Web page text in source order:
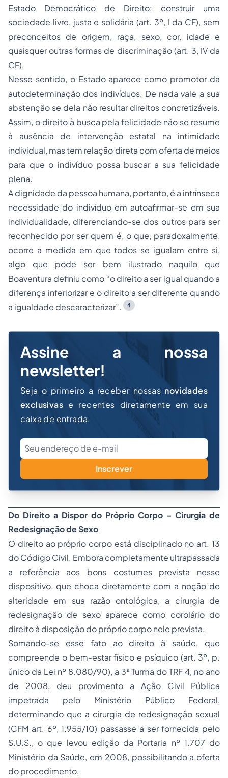
Estado Democrático de Direito: construir uma
sociedade livre, justa e solidária (art. 3º, I da CF), sem
preconceitos de origem, raça, sexo, cor, idade e
quaisquer outras formas de discriminação (art. 3, IV da
CF).
Nesse sentido, o Estado aparece como promotor da
autodeterminação dos indivíduos. De nada vale a sua
abstenção se dela não resultar direitos concretizáveis.
Assim, o direito à busca pela felicidade não se resume
à ausência de intervenção estatal na intimidade
individual, mas tem relação direta com oferta de meios
para que o indivíduo possa buscar a sua felicidade
plena.
A dignidade da pessoa humana, portanto, é a intrínseca
necessidade do indivíduo em autoafirmar-se em sua
individualidade, diferenciando-se dos outros para ser
reconhecido por ser quem é, o que, paradoxalmente,
ocorre a medida em que todos se igualam entre si,
algo que pode ser bem ilustrado naquilo que
Boaventura definiu como “o direito a ser igual quando a
diferença inferiorizar e o direito a ser diferente quando
a igualdade descaracterizar”.
4
Assine a nossa
newsletter!
Seja o primeiro a receber nossas novidades
exclusivas e recentes diretamente em sua
caixa de entrada.
Inscrever
Do Direito a Dispor do Próprio Corpo – Cirurgia de
Redesignação de Sexo
O direito ao próprio corpo está disciplinado no art. 13
do Código Civil. Embora completamente ultrapassada
a referência aos bons costumes prevista nesse
dispositivo, que choca diretamente com a noção de
alteridade em sua razão ontológica, a cirurgia de
redesignação de sexo aparece como corolário do
direito à disposição do próprio corpo nele prevista.
Somando-se esse fato ao direito à saúde, que
compreende o bem-estar físico e psíquico (art. 3º, p.
único da Lei nº 8.080/90), a 3ª Turma do TRF 4, no ano
de 2008, deu provimento a Ação Civil Pública
impetrada pelo Ministério Público Federal,
determinando que a cirurgia de redesignação sexual
(CFM art. 6º, 1.955/10) passasse a ser fornecida pelo
S.U.S., o que levou edição da Portaria nº 1.707 do
Ministério da Saúde, em 2008, possibilitando a oferta
do procedimento.